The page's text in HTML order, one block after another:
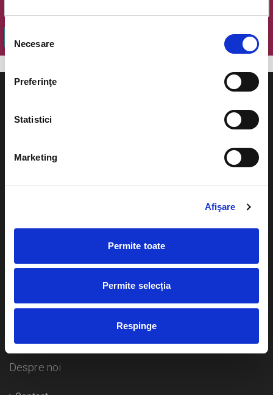
consimțământului
Necesare
Preferinţe
Statistici
Marketing
Afişare
Permite toate
Permite selecția
Respinge
Plata online sau cash
Livrare prin curier
Duplicare bilete
Concerte si
Despre noi